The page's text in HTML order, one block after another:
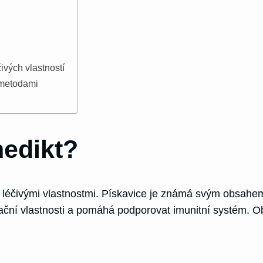
vlastností
vlastnostmi. Pískavice je známá svým
vlastnosti a pomáhá podporovat imunitní systém.